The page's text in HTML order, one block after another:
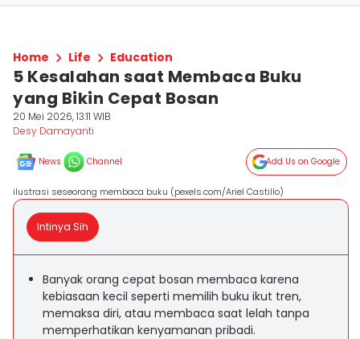
Home Life Education
5 Kesalahan saat Membaca Buku
yang Bikin Cepat Bosan
20 Mei 2026, 13:11 WIB
Desy Damayanti
News Channel Add Us on Google
ilustrasi seseorang membaca buku (pexels.com/Ariel Castillo)
Intinya Sih
Banyak orang cepat bosan membaca karena
kebiasaan kecil seperti memilih buku ikut tren,
memaksa diri, atau membaca saat lelah tanpa
memperhatikan kenyamanan pribadi.